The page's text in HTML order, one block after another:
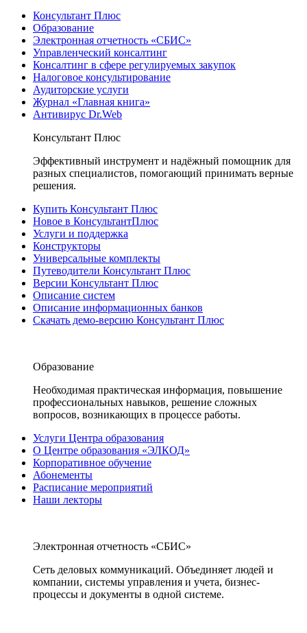
Консультант Плюс
Образование
Электронная отчетность «СБИС»
Управленческий консалтинг
Консалтинг в сфере регулируемых закупок
Налоговое консультирование
Аудиторские услуги
Журнал «Главная книга»
Антивирус Dr.Web
Консультант Плюс
Эффективный инструмент и надёжный помощник для
разных специалистов, помогающий принимать верные
решения.
Купить Консультант Плюс
Новое в КонсультантПлюс
Услуги и поддержка
Конструкторы
Универсальные комплекты
Путеводители Консультант Плюс
Версии Консультант Плюс
Описание систем
Описание информационных банков
Скачать демо-версию Консультант Плюс
Образование
Необходимая практическая информация, повышение
профессиональных навыков, решение сложных
вопросов, возникающих в процессе работы.
Услуги Центра образования
О Центре образования «ЭЛКОД»
Корпоративное обучение
Абонементы
Расписание мероприятий
Наши лекторы
Электронная отчетность «СБИС»
Сеть деловых коммуникаций. Объединяет людей и
компании, системы управления и учета, бизнес-
процессы и документы в одной системе.